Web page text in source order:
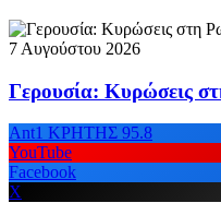
7 Αυγούστου 2026
Γερουσία: Κυρώσεις
Ant1 ΚΡΗΤΗΣ 95.8
YouTube
Facebook
X